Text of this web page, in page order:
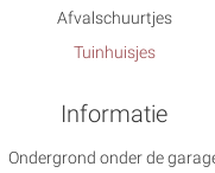
Afvalschuurtjes
Tuinhuisjes
Informatie
Ondergrond onder de